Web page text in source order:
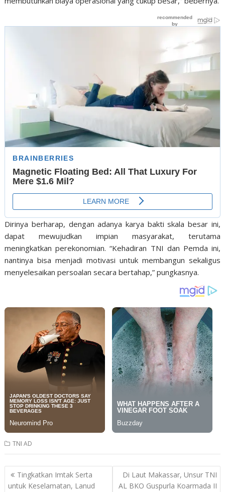
Dirinya berharap, dengan adanya karya bakti skala besar ini,
dapat mewujudkan impian masyarakat, terutama
meningkatkan perekonomian. “Kehadiran TNI dan Pemda ini,
nantinya bisa menjadi motivasi untuk membangun sekaligus
menyelesaikan persoalan secara bertahap,” pungkasnya.
TNI AD
Post
navigation
Tingkatkan Imtak Serta
untuk Keselamatan, Lanud
Di Laut Makassar, Unsur TNI
AL BKO Guspurla Koarmada II